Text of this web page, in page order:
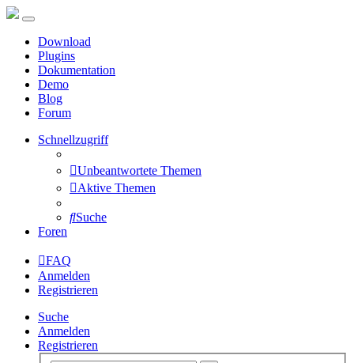
Download
Plugins
Dokumentation
Demo
Blog
Forum
Schnellzugriff
Unbeantwortete Themen
Aktive Themen
Suche
Foren
FAQ
Anmelden
Registrieren
Suche
Anmelden
Registrieren